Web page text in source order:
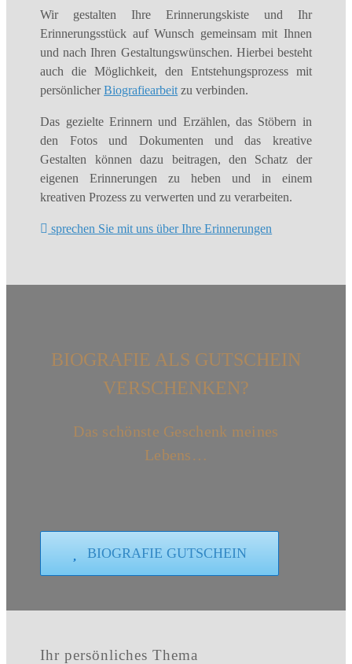
Wir gestalten Ihre Erinnerungskiste und Ihr
Erinnerungsstück auf Wunsch gemeinsam mit Ihnen
und nach Ihren Gestaltungswünschen. Hierbei besteht
auch die Möglichkeit, den Entstehungsprozess mit
persönlicherBiografiearbeit zu verbinden.
Das gezielte Erinnern und Erzählen, das Stöbern in
den Fotos und Dokumenten und das kreative
Gestalten können dazu beitragen, den Schatz der
eigenen Erinnerungen zu heben und in einem
kreativen Prozess zu verwerten und zu verarbeiten.
sprechen Sie mit uns über Ihre Erinnerungen
BIOGRAFIE ALS GUTSCHEIN
VERSCHENKEN?
Das schönste Geschenk meines
Lebens…
BIOGRAFIE GUTSCHEIN
Ihr persönliches Thema